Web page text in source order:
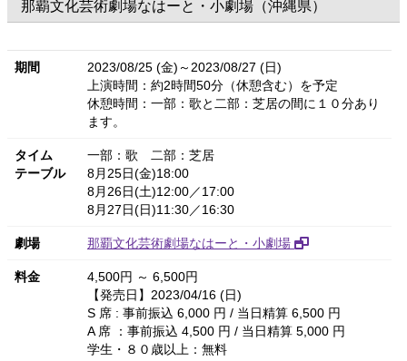
那覇文化芸術劇場なはーと・小劇場（沖縄県）
期間
2023/08/25 (金)～2023/08/27 (日)
上演時間：約2時間50分（休憩含む）を予定
休憩時間：一部：歌と二部：芝居の間に１０分あり
ます。
タイム
テーブル
一部：歌 二部：芝居
8月25日(金)18:00
8月26日(土)12:00／17:00
8月27日(日)11:30／16:30
劇場 那覇文化芸術劇場なはーと・小劇場
料金
4,500円 ～ 6,500円
【発売日】2023/04/16 (日)
S 席 : 事前振込 6,000 円 / 当日精算 6,500 円
A 席 ：事前振込 4,500 円 / 当日精算 5,000 円
学生・８０歳以上：無料